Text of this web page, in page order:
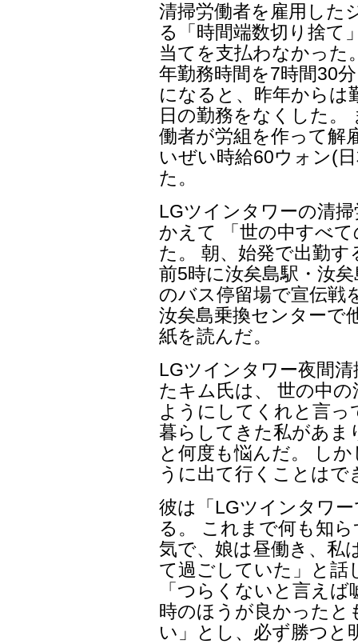
清掃労働者を雇用した
る「時間端数切り捨て
当てを支払わなかった
年勤務時間を7時間30
になると、昨年からは
日の勤務をなくした。
働者が労組を作って解
いぜい時給60ウォン(
た。
LGツインタワーの清
かえて 「世の中すべ
た。 朝、始発で出勤
前5時に汝矣島駅・汝
のバス停留場で宣伝戦
汝矣島乗換センターで
紙を読んだ。
LGツインタワー夜間
たキム氏は、 世の中
ようにしてくれと言
暮らしてきた私があま
と何度も悩んだ。 し
うに出て行くことは
彼は「LGツインタワ
る。 これまで何も知
気で、娘は昼働き、私
て過ごしていた」と話
「つらくないと言え
時のほうが良かったと
い」とし、必ず勝つと